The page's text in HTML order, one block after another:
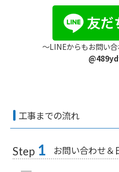
〜LINEからもお問い
工事までの流れ
Step 1 お問い合わせ＆